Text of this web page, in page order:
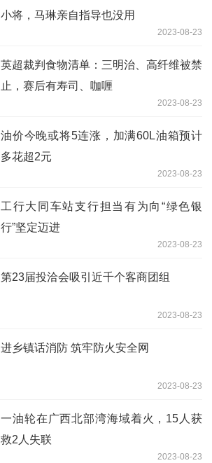
小将，马琳亲自指导也没用
2023-08-23
英超裁判食物清单：三明治、高纤维被禁
止，赛后有寿司、咖喱
2023-08-23
油价今晚或将5连涨，加满60L油箱预计
多花超2元
2023-08-23
工行大同车站支行担当有为向“绿色银
行”坚定迈进
2023-08-23
第23届投洽会吸引近千个客商团组
2023-08-23
进乡镇话消防 筑牢防火安全网
2023-08-23
一油轮在广西北部湾海域着火，15人获
救2人失联
2023-08-23